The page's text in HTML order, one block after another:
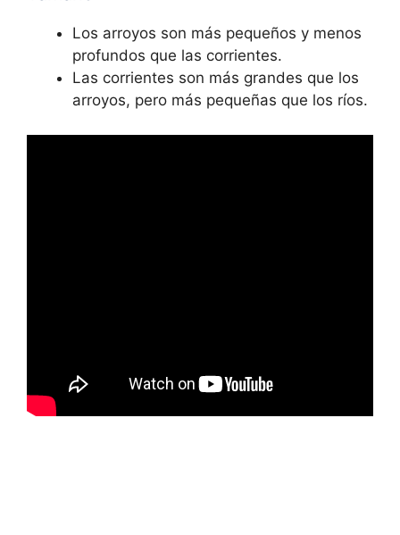
Los arroyos son más pequeños y menos
profundos que las corrientes.
Las corrientes son más grandes que los
arroyos, pero más pequeñas que los ríos.